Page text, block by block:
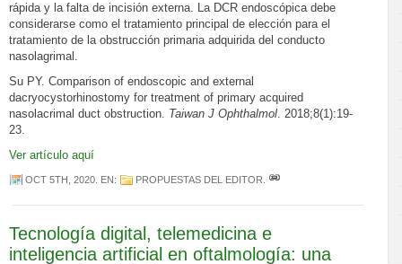
rápida y la falta de incisión externa. La DCR endoscópica debe
considerarse como el tratamiento principal de elección para el
tratamiento de la obstrucción primaria adquirida del conducto
nasolagrimal.
Su PY. Comparison of endoscopic and external
dacryocystorhinostomy for treatment of primary acquired
nasolacrimal duct obstruction. Taiwan J Ophthalmol. 2018;8(1):19-
23.
Ver artículo aquí
OCT 5TH, 2020 . EN: PROPUESTAS DEL EDITOR
Tecnología digital, telemedicina e
inteligencia artificial en oftalmología: una